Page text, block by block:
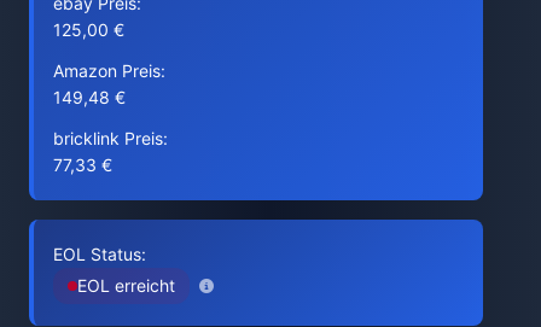
125,00 €
Amazon Preis:
149,48 €
bricklink Preis:
77,33 €
EOL Status:
EOL erreicht